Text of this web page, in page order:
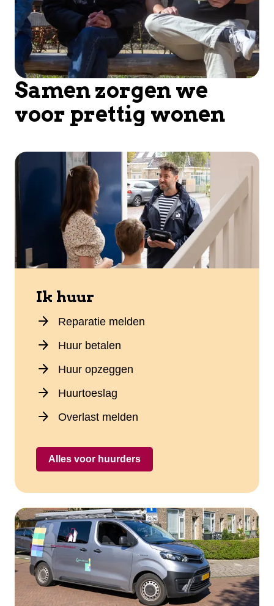
Samen zorgen we
voor prettig wonen
Ik huur
arrow_forward Reparatie melden
arrow_forward Huur betalen
arrow_forward Huur opzeggen
arrow_forward Huurtoeslag
arrow_forward Overlast melden
Alles voor huurders